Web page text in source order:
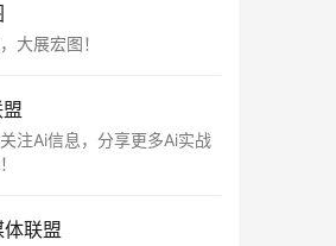
大展宏图！
注Ai信息，分享更多Ai实战
体联盟